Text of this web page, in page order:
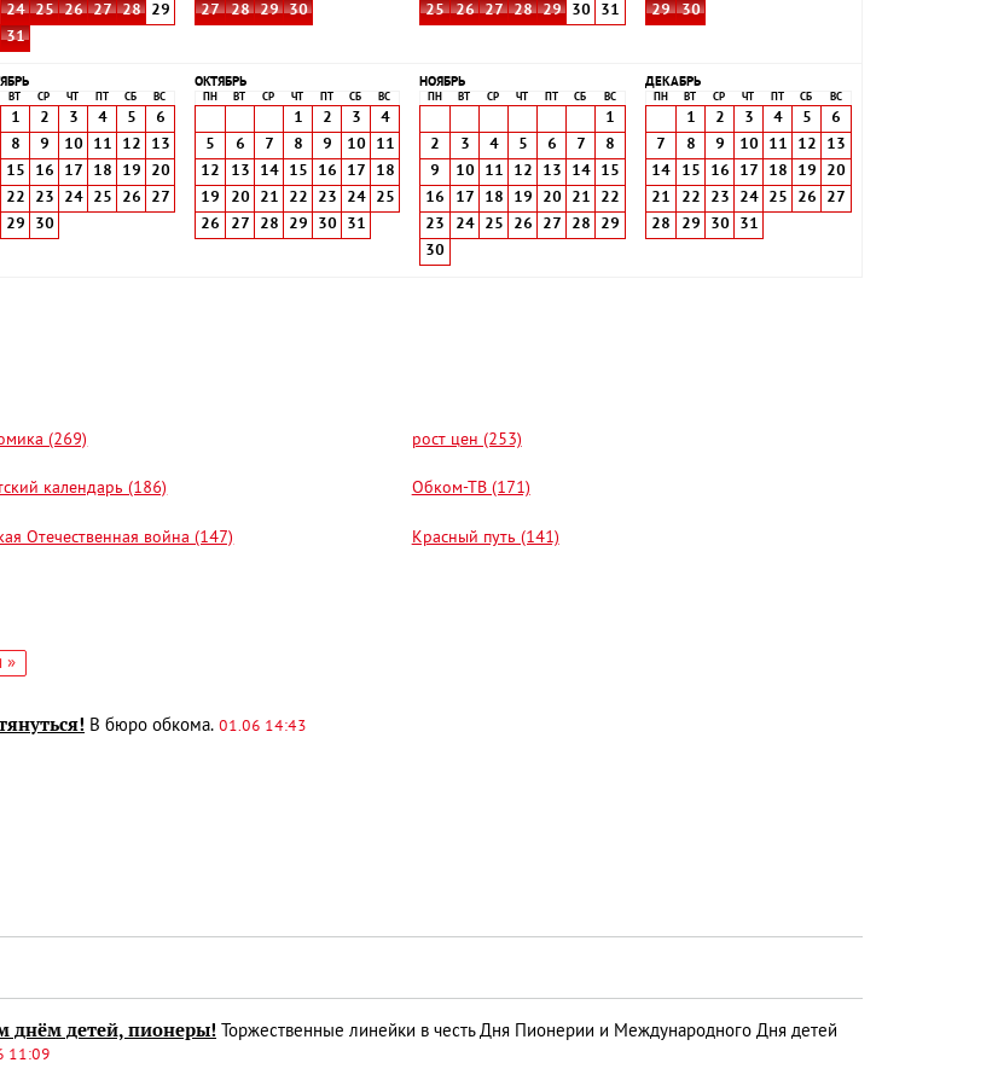
24 25 26 27 28
29
31
27
28 29 30
25
26 27 28 29 30 31
29
30
ВТ СР ЧТ СБ ВС
1 2 3 4 5
6
8 9 10 11 12
13
15 16 17 18 19
20
22 23 24 25 26
27
29 30
ОКТЯБРЬ
ПН ВТ СР ЧТ СБ ВС
1 2 3
4
5
6 7 8 9 10
11
12
13 14 15 16 17
18
19
20 21 22 23 24
25
26
27 28 29 30 31
НОЯБРЬ
ПН ВТ СР ЧТ СБ ВС
1
2
3 4 5 6 7
8
9
10 11 12 13 14
15
16
17 18 19 20 21
22
23
24 25 26 27 28
29
30
ДЕКАБРЬ
ПН ВТ СР ЧТ СБ ВС
1 2 3 4 5
6
7
8 9 10 11 12
13
14
15 16 17 18 19
20
21
22 23 24 25 26
27
28
29 30 31
(269) рост цен (253)
календарь (186) Обком-ТВ (171)
Отечественная война (147) Красный путь (141)
»
В бюро обкома. 01.06 14:43
днём детей, пионеры! Торжественные линейки в честь Дня Пионерии и Международного Дня детей
11:09